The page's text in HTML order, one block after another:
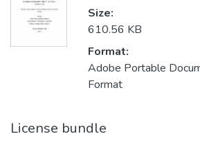
Size:
610.56 KB
Format:
Adobe Portable
Format
License bundle